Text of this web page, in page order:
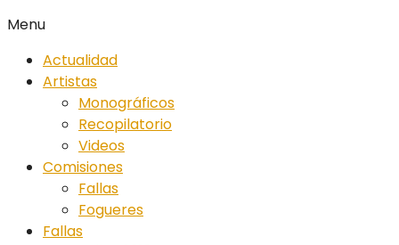
Menu
Actualidad
Artistas
Monográficos
Recopilatorio
Videos
Comisiones
Fallas
Fogueres
Fallas